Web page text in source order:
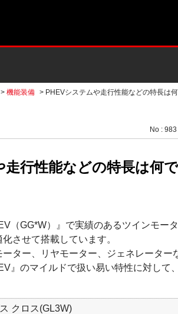
> 機能装備 > PHEVシステムや走行性能などの特長は
No : 983
走行性能などの特長は何
（GG*W）』で実績のあるツインモー
させて搭載しています。
ター、リヤモーター、ジェネレーター
』のマイルドで扱い易い特性に対し
クロス(GL3W)